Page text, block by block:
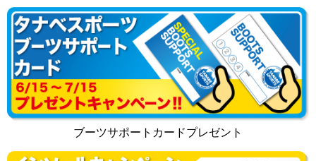
ブーツサポートカードプレゼント